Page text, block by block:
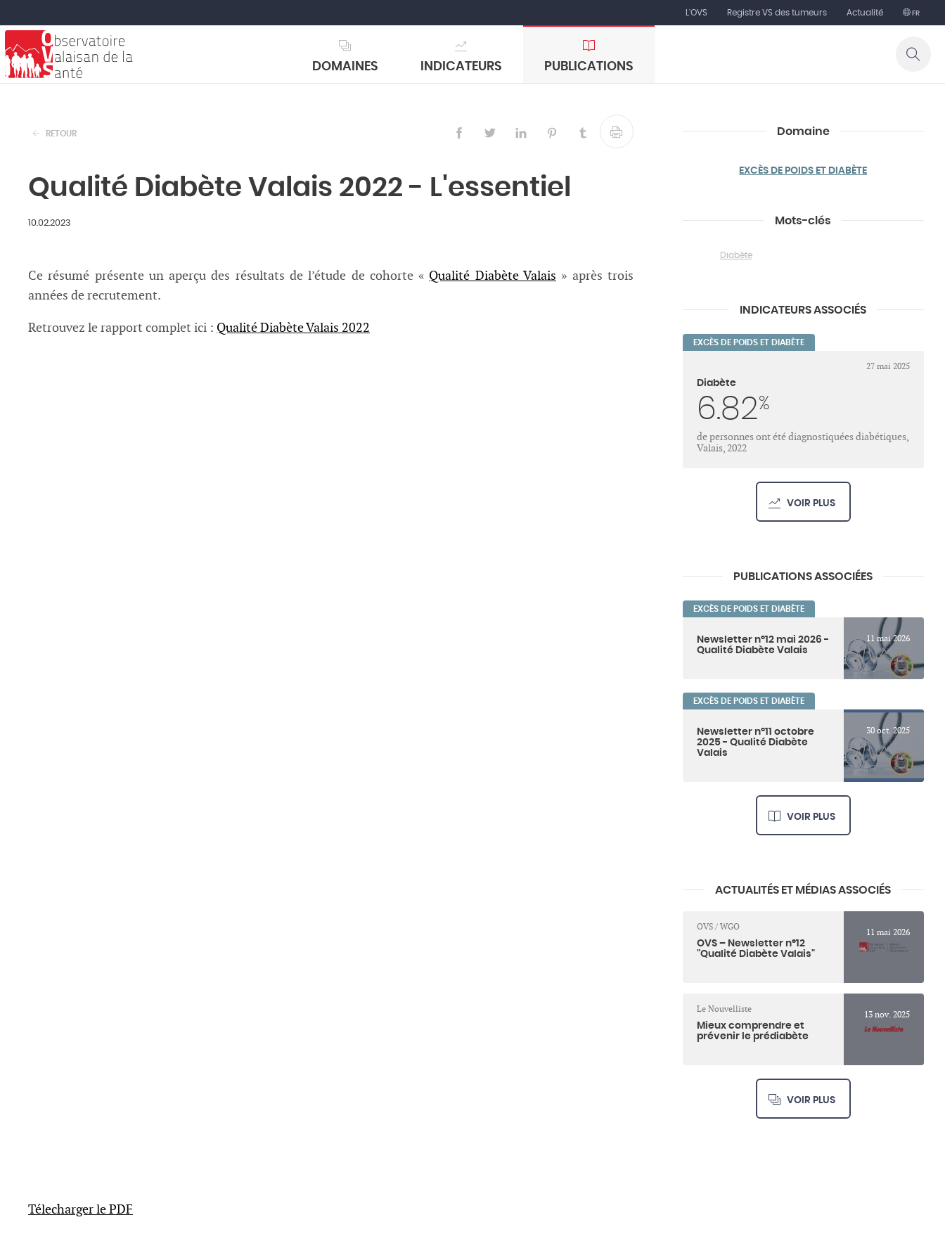
L'OVS Registre VS des tumeurs Actualité FR
DOMAINES INDICATEURS PUBLICATIONS
RETOUR
Qualité Diabète Valais 2022 - L'essentiel
10.02.2023
Ce résumé présente un aperçu des résultats de l’étude de cohorte « Qualité Diabète Valais » après trois
années de recrutement.
Retrouvez le rapport complet ici : Qualité Diabète Valais 2022
Télecharger le PDF
Domaine
EXCÈS DE POIDS ET DIABÈTE
Mots-clés
Diabète
INDICATEURS ASSOCIÉS
EXCÈS DE POIDS ET DIABÈTE
27 mai 2025
Diabète
6.82%
de personnes ont été diagnostiquées diabétiques,
Valais, 2022
VOIR PLUS
PUBLICATIONS ASSOCIÉES
EXCÈS DE POIDS ET DIABÈTE
Newsletter n°12 mai 2026 -
Qualité Diabète Valais
11 mai 2026
EXCÈS DE POIDS ET DIABÈTE
Newsletter n°11 octobre
2025 - Qualité Diabète
Valais
30 oct. 2025
VOIR PLUS
ACTUALITÉS ET MÉDIAS ASSOCIÉS
OVS / WGO
OVS – Newsletter n°12
"Qualité Diabète Valais"
11 mai 2026
Le Nouvelliste
Mieux comprendre et
prévenir le prédiabète
13 nov. 2025
VOIR PLUS